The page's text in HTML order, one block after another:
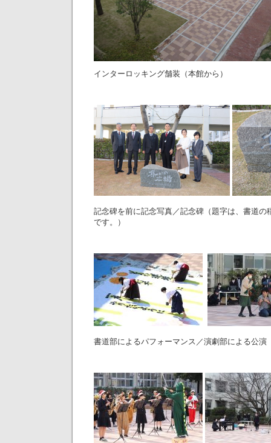
インターロッキング舗装（本館から）
記念碑を前に記念写真／記念碑（題字は、書道の
です。）
書道部によるパフォーマンス／演劇部による公演